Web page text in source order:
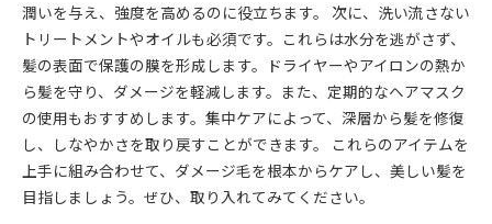
潤いを与え、強度を高めるのに役立ちます。 次に、洗い流さない
トリートメントやオイルも必須です。これらは水分を逃がさず、
髪の表面で保護の膜を形成します。ドライヤーやアイロンの熱か
ら髪を守り、ダメージを軽減します。また、定期的なヘアマスク
の使用もおすすめします。集中ケアによって、深層から髪を修復
し、しなやかさを取り戻すことができます。 これらのアイテムを
上手に組み合わせて、ダメージ毛を根本からケアし、美しい髪を
目指しましょう。ぜひ、取り入れてみてください。